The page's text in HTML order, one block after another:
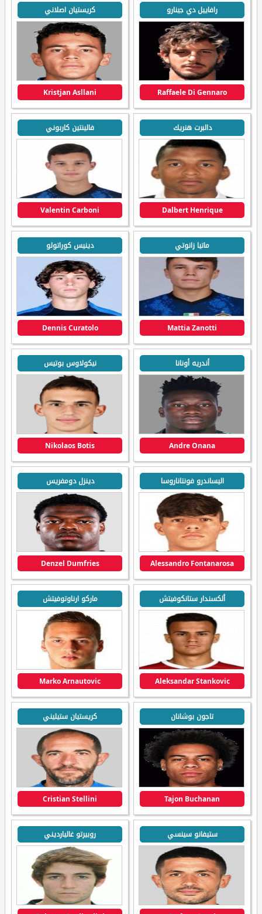
رافاييل دي جينارو
Raffaele Di Gennaro
كريستيان اصلاني
Kristjan Asllani
دالبرت هنريك
Dalbert Henrique
فالينتين كاربوني
Valentin Carboni
ماتيا زانوتي
Mattia Zanotti
دينيس كوراتولو
Dennis Curatolo
أندريه أونانا
Andre Onana
نيكولاوس بوتيس
Nikolaos Botis
اليساندرو فونتاناروسا
Alessandro Fontanarosa
دينزل دومفريس
Denzel Dumfries
ألكسندار ستانكوفيتش
Aleksandar Stankovic
ماركو ارناوتوفيتش
Marko Arnautovic
تاجون بوشانان
Tajon Buchanan
كريستيان ستيليني
Cristian Stellini
ستيفانو سينسي روبيرتو غاليارديني